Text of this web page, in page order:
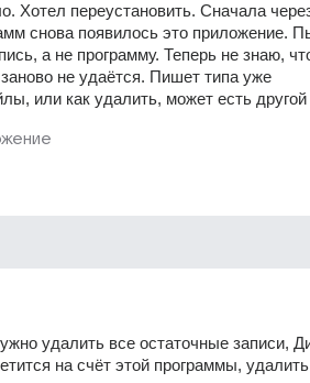
Хотел переустановить. Сначала
снова появилось это приложение.
а не программу. Теперь не знаю,
не удаётся. Пишет типа уже
или как удалить, может есть
удалить все остаточные записи,
на счёт этой программы,